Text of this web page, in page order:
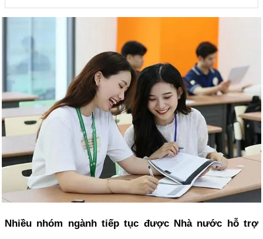
Nhiều nhóm ngành tiếp tục được Nhà nước hỗ trợ